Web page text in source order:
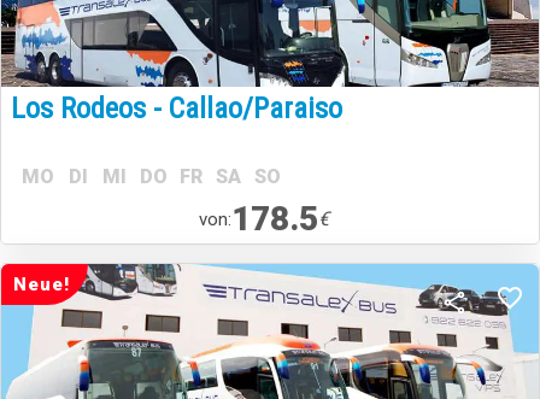
Los Rodeos - Callao/Paraiso
MO DI MI DO FR SA SO
von:178.5€
Neue!